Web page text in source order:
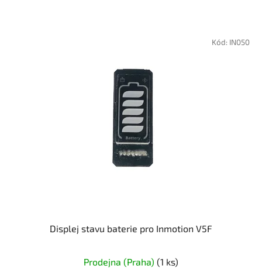
Displej stavu baterie pro Inmotion V5F
Prodejna (Praha) (1 ks)
Kód: IN050